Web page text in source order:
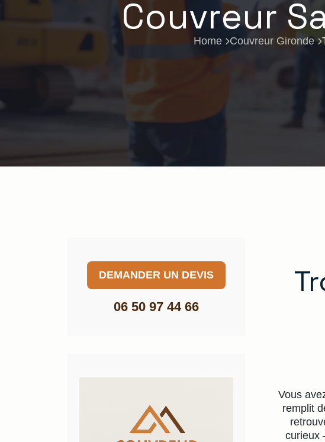
Couvreur
Home Couvreur Gironde
DEMANDER UN DEVIS
06 50 97 44 66
Vous
remplit
curieux